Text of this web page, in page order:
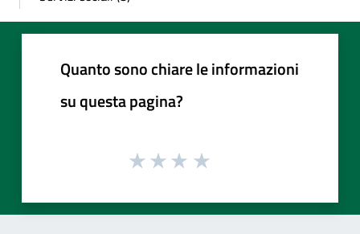
Quanto sono chiare le informazioni
su questa pagina?